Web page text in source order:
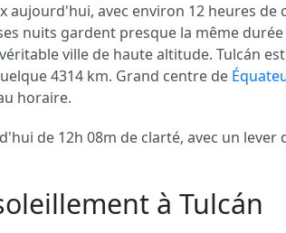
aujourd'hui, avec environ 12 heures de
nuits gardent presque la même
ville de haute altitude. Tulcán
4314 km. Grand centre de
horaire.
de 12h 08m de clarté, avec un lever
à Tulcán